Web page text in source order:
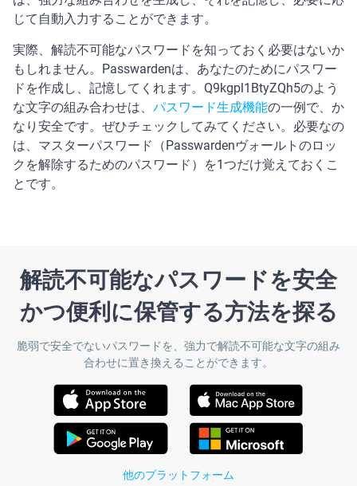
じて自動入力することができます。
実際、解読不可能なパスワードを知っておく必要はないか
もしれません。Passwardenは、あなたのためにパスワー
ドを作成し、記憶してくれます。Q9kgpl1BtyZQh5のよう
な文字の組み合わせは、 パスワード生成機能の一例で、か
なり安全です。ぜひチェックしてみてください。必要なの
は、マスターパスワード（Passwardenヴォールトのロッ
クを解除するためのパスワード）を1つだけ覚えておくこ
とです。
解読不可能なパスワードを安全
かつ便利に保管する方法を探る
脆弱で安全でないパスワードを、強力で解読不可能な文字の組み
合わせに置き換えることができます。
他のプラットフォーム